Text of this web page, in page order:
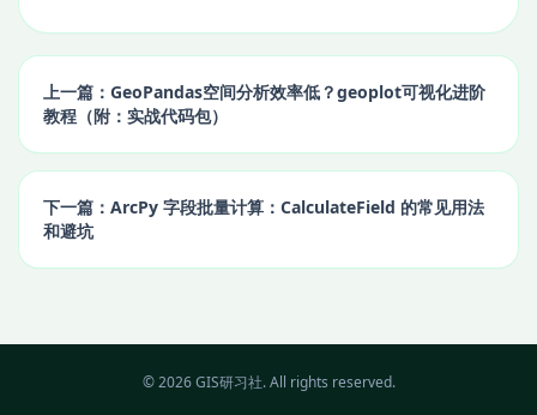
上一篇：GeoPandas空间分析效率低？geoplot可视化进阶
教程（附：实战代码包）
下一篇：ArcPy 字段批量计算：CalculateField 的常见用法
和避坑
© 2026 GIS研习社. All rights reserved.